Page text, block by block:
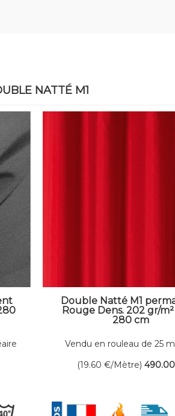
NATTÉ M1
Double Natté M1
Rouge Dens. 202 gr/
280 cm
Vendu en rouleau de 25
(19.60€/Mètre) 490.00